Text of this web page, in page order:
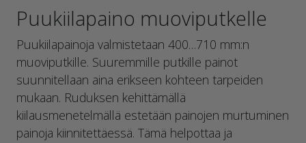
Puukiilapaino muoviputkelle
Puukiilapainoja valmistetaan 400…710 mm:n
muoviputkille. Suuremmille putkille painot
suunnitellaan aina erikseen kohteen tarpeiden
mukaan. Ruduksen kehittämällä
kiilausmenetelmällä estetään painojen murtuminen
painoja kiinnitettäessä. Tämä helpottaa ja